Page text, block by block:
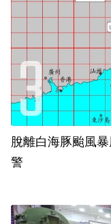
脫離白海豚颱風
警